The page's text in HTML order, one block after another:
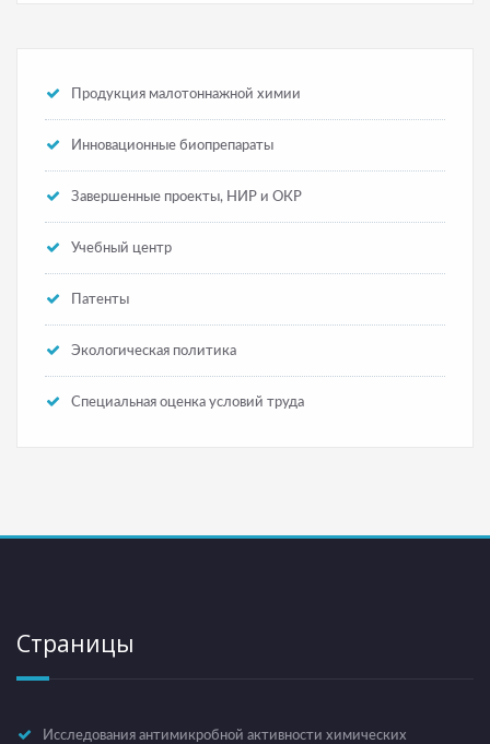
Продукция малотоннажной химии
Инновационные биопрепараты
Завершенные проекты, НИР и ОКР
Учебный центр
Патенты
Экологическая политика
Специальная оценка условий труда
Страницы
Исследования антимикробной активности химических